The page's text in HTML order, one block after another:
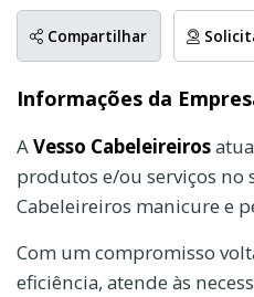
Compartilhar
Informações da
A Vesso Cabeleireiros
produtos e/ou serviços no
Cabeleireiros manicure e
Com um compromisso
eficiência, atende às